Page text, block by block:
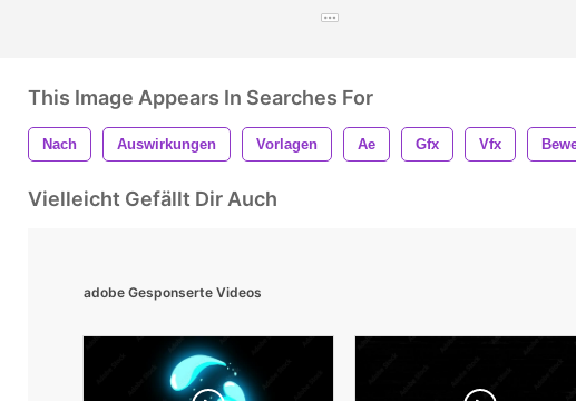
This Image Appears In Searches For
Nach Auswirkungen Vorlagen Ae Gfx Vfx
Vielleicht Gefällt Dir Auch
adobe Gesponserte Videos